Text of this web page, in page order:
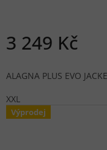
3 249 Kč
ALAGNA PLUS EVO
XXL
Výprodej